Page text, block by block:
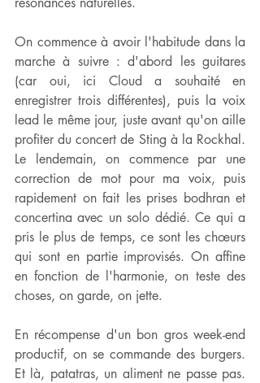
On commence à avoir l'habitude dans la
marche à suivre : d'abord les guitares
(car oui, ici Cloud a souhaité en
enregistrer trois différentes), puis la voix
lead le même jour, juste avant qu'on aille
profiter du concert de Sting à la Rockhal.
Le lendemain, on commence par une
correction de mot pour ma voix, puis
rapidement on fait les prises bodhran et
concertina avec un solo dédié. Ce qui a
pris le plus de temps, ce sont les chœurs
qui sont en partie improvisés. On affine
en fonction de l'harmonie, on teste des
choses, on garde, on jette.
En récompense d'un bon gros week-end
productif, on se commande des burgers.
Et là, patatras, un aliment ne passe pas.